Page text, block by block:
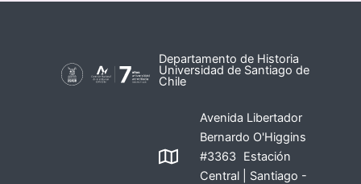
Departamento de Historia
Universidad de Santiago de
Chile
Avenida Libertador
Bernardo O'Higgins
#3363 Estación
Central | Santiago -